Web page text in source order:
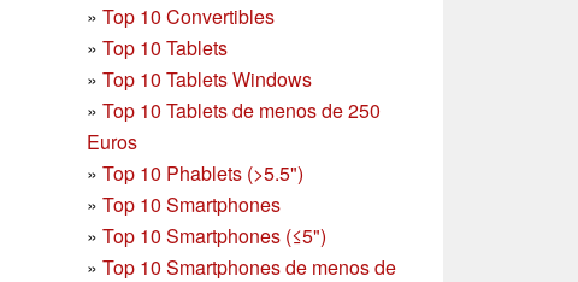
» Top 10 Convertibles
» Top 10 Tablets
» Top 10 Tablets Windows
» Top 10 Tablets de menos de 250
Euros
» Top 10 Phablets (>5.5")
» Top 10 Smartphones
» Top 10 Smartphones (≤5")
» Top 10 Smartphones de menos de